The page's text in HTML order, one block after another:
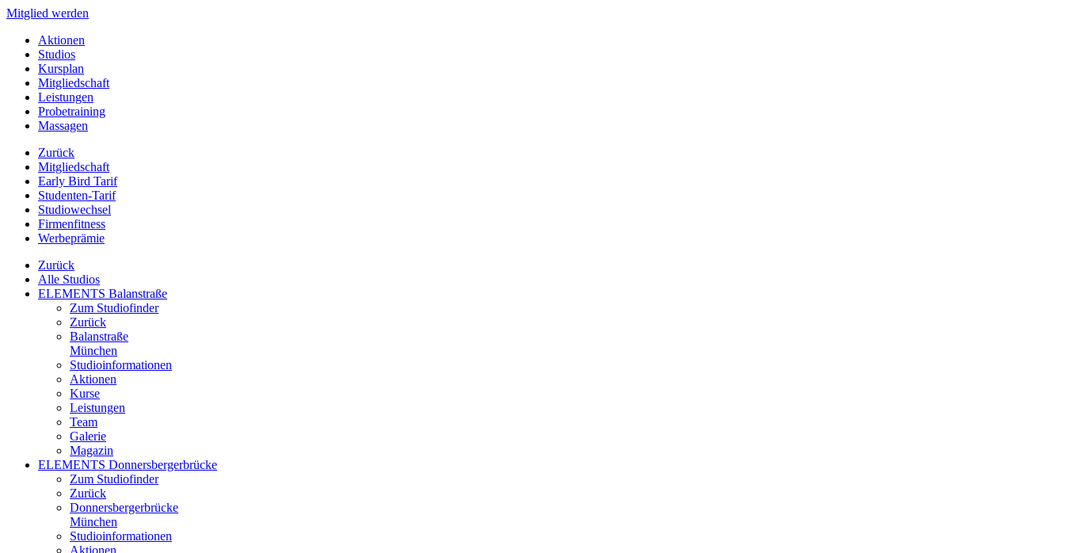
Mitglied werden
Aktionen
Studios
Kursplan
Mitgliedschaft
Leistungen
Probetraining
Massagen
Zurück
Mitgliedschaft
Early Bird Tarif
Studenten-Tarif
Studiowechsel
Firmenfitness
Werbeprämie
Zurück
Alle Studios
ELEMENTS Balanstraße
Zum Studiofinder
Zurück
Balan­straße
München
Studioinformationen
Aktionen
Kurse
Leistungen
Team
Galerie
Magazin
ELEMENTS Donnersbergerbrücke
Zum Studiofinder
Zurück
Donners­berger­brücke
München
Studioinformationen
Aktionen